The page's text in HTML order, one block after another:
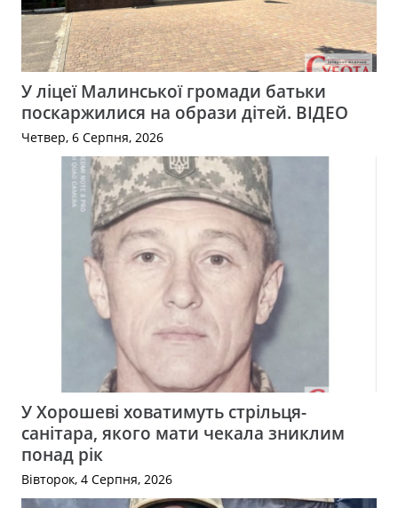
У ліцеї Малинської громади батьки
поскаржилися на образи дітей. ВІДЕО
Четвер, 6 Серпня, 2026
У Хорошеві ховатимуть стрільця-
санітара, якого мати чекала зниклим
понад рік
Вівторок, 4 Серпня, 2026